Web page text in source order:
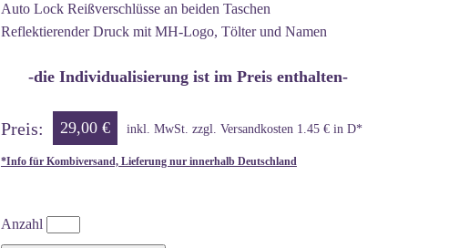
Auto Lock Reißverschlüsse an beiden Taschen
Reflektierender Druck mit MH-Logo, Tölter und Namen
-die Individualisierung ist im Preis enthalten-
Preis: 29,00 € inkl. MwSt. zzgl. Versandkosten 1.45 € in D*
*Info für Kombiversand, Lieferung nur innerhalb Deutschland
Anzahl